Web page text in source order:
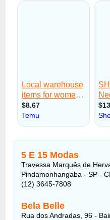
5 E 15 Modas
Travessa Marquês de
Pindamonhangaba - SP -
(12) 3645-7808
Bela Belle
Rua dos Andradas, 96 -